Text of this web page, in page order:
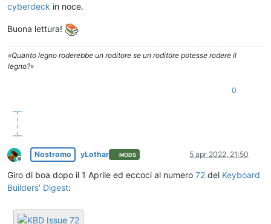
cyberdeck in noce.
Buona lettura!
«Quanto legno roderebbe un roditore se un roditore potesse rodere il
legno?»
0
Non in linea
Nostromo yLothar MODS 5 apr 2022, 21:50
Giro di boa dopo il 1 Aprile ed eccoci al numero 72 del Keyboard
Builders' Digest: